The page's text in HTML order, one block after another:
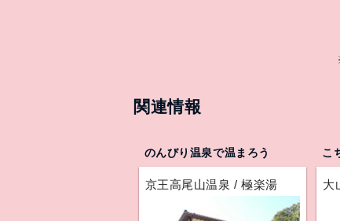
関連情報
のんびり温泉で温まろう
京王高尾山温泉 / 極楽湯
こ
大